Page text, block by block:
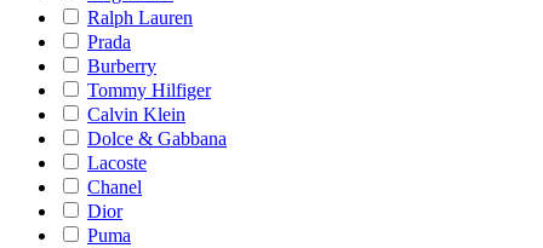
Ralph Lauren
Prada
Burberry
Tommy Hilfiger
Calvin Klein
Dolce & Gabbana
Lacoste
Chanel
Dior
Puma